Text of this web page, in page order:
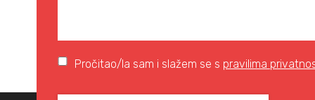
Pročitao/la sam i slažem se s pravilima